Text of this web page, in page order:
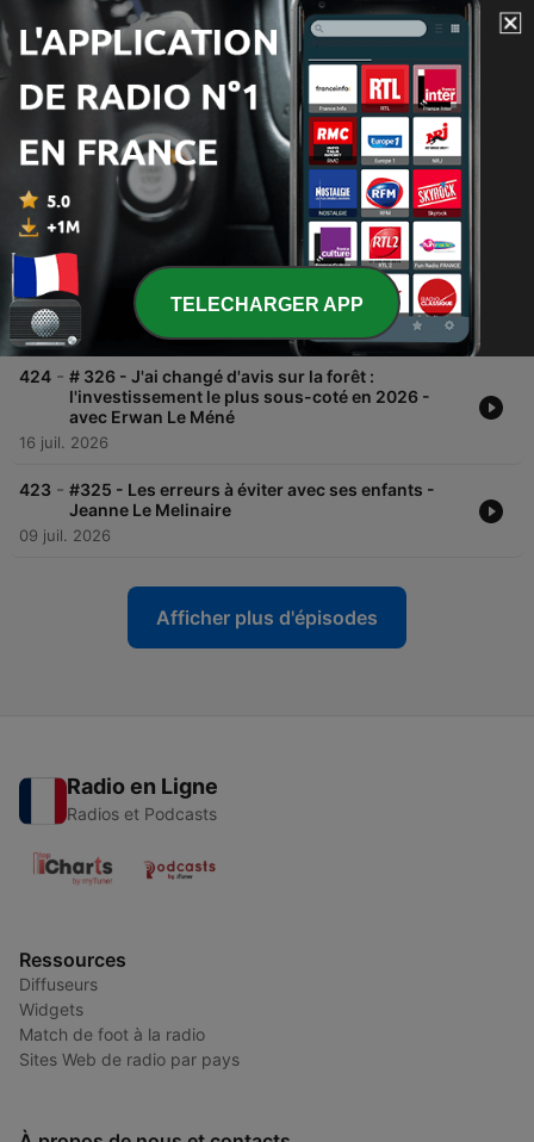
Épisodes
#329 - Sauvez votre héritage : vos parents n’ont
rien préparé - Alexia Arno
426 -
#328 - Ces entreprises ne survivront pas à l'IA :
comment les repérer - Paul-Antoine Tual
30 juil. 2026
425 -
#327 - Fin du résidentiel : voici où investissent
ceux qui veulent du rendement - Matthieu Degli
Innocenti
23 juil. 2026
424 - # 326 - J'ai changé d'avis sur la forêt :
l'investissement le plus sous-coté en 2026 -
avec Erwan Le Méné
16 juil. 2026
423 - #325 - Les erreurs à éviter avec ses enfants -
Jeanne Le Melinaire
09 juil. 2026
Afficher plus d'épisodes
Radio en Ligne
Radios et Podcasts
Ressources
Diffuseurs
Widgets
Match de foot à la radio
Sites Web de radio par pays
TELECHARGER APP